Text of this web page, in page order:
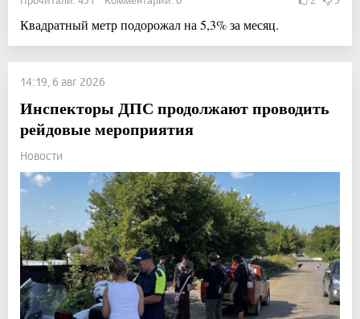
Квадратный метр подорожал на 5,3% за месяц.
14:19, 6 авг 2026
Инспекторы ДПС продолжают проводить
рейдовые мероприятия
Новости